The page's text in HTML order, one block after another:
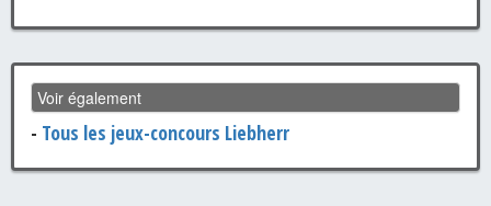
Voir également
- Tous les jeux-concours Liebherr